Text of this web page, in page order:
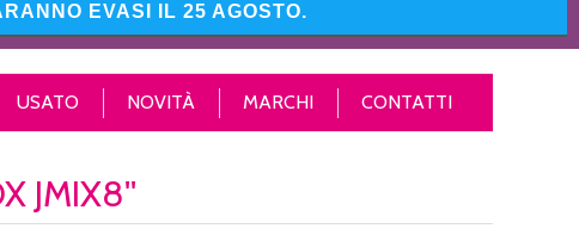
EVASI IL 25 AGOSTO.
USATO NOVITÀ MARCHI CONTATTI
JMIX8